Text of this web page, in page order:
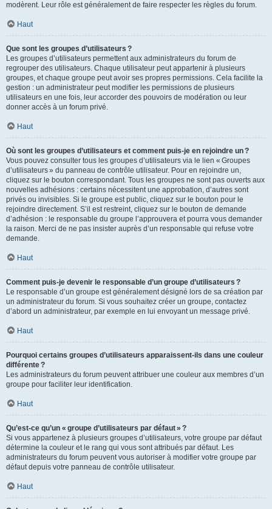
modèrent. Leur rôle est généralement de faire respecter les règles du forum.
Haut
Que sont les groupes d’utilisateurs ?
Les groupes d’utilisateurs permettent aux administrateurs du forum de
regrouper des utilisateurs. Chaque utilisateur peut appartenir à plusieurs
groupes, et chaque groupe peut avoir ses propres permissions. Cela facilite la
gestion : un administrateur peut modifier les permissions de plusieurs
utilisateurs en une fois, leur accorder des pouvoirs de modération ou leur
donner accès à un forum privé.
Haut
Où sont les groupes d’utilisateurs et comment puis-je en rejoindre un ?
Vous pouvez consulter tous les groupes d’utilisateurs via le lien « Groupes
d’utilisateurs » du panneau de contrôle utilisateur. Pour en rejoindre un,
cliquez sur le bouton correspondant. Tous les groupes ne sont pas ouverts aux
nouvelles adhésions : certains nécessitent une approbation, d’autres sont
privés ou invisibles. Si le groupe est public, cliquez sur le bouton pour le
rejoindre directement. S’il est restreint, cliquez sur le bouton de demande
d’adhésion : le responsable du groupe l’approuvera et pourra vous demander
la raison. Merci de ne pas insister auprès d’un responsable qui refuse votre
demande.
Haut
Comment puis-je devenir le responsable d’un groupe d’utilisateurs ?
Le responsable d’un groupe est généralement désigné lors de sa création par
un administrateur du forum. Si vous souhaitez créer un groupe, contactez
d’abord un administrateur, par exemple en lui envoyant un message privé.
Haut
Pourquoi certains groupes d’utilisateurs apparaissent-ils dans une couleur
différente ?
Les administrateurs du forum peuvent attribuer une couleur aux membres d’un
groupe pour faciliter leur identification.
Haut
Qu’est-ce qu’un « groupe d’utilisateurs par défaut » ?
Si vous appartenez à plusieurs groupes d’utilisateurs, votre groupe par défaut
détermine la couleur et le rang qui vous sont attribués par défaut. Les
administrateurs du forum peuvent vous autoriser à modifier votre groupe par
défaut depuis votre panneau de contrôle utilisateur.
Haut